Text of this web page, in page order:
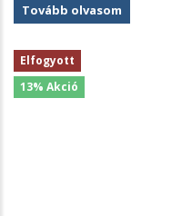
Tovább olvasom
Elfogyott
13% Akció